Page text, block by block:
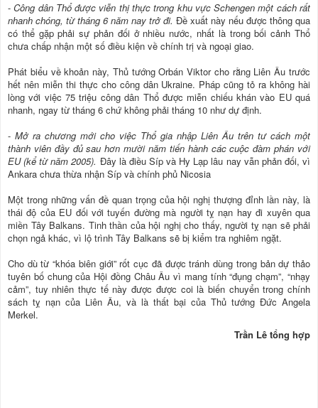
-Công dân Thổ được viễn thị thực trong khu vực Schengen một cách rất
nhanh chóng, từ tháng 6 năm nay trở đi. Đề xuất này nếu được thông qua
có thể gặp phải sự phản đối ở nhiều nước, nhất là trong bối cảnh Thổ
chưa chấp nhận một số điều kiện về chính trị và ngoại giao.
Phát biểu về khoản này, Thủ tướng Orbán Viktor cho rằng Liên Âu trước
hết nên miễn thi thực cho công dân Ukraine. Pháp cũng tỏ ra không hài
lòng với việc 75 triệu công dân Thổ được miễn chiếu khán vào EU quá
nhanh, ngay từ tháng 6 chứ không phải tháng 10 như dự định.
- Mở ra chương mới cho việc Thổ gia nhập Liên Âu trên tư cách một
thành viên đầy đủ sau hơn mười năm tiến hành các cuộc đàm phán với
EU (kể từ năm 2005). Đây là điều Síp và Hy Lạp lâu nay vẫn phản đối, vì
Ankara chưa thừa nhận Síp và chính phủ Nicosia
Một trong những vấn đề quan trọng của hội nghị thượng đỉnh lần này, là
thái độ của EU đối với tuyến đường mà người tỵ nạn hay đi xuyên qua
miền Tây Balkans. Tinh thần của hội nghị cho thấy, người tỵ nạn sẽ phải
chọn ngả khác, vì lộ trình Tây Balkans sẽ bị kiểm tra nghiêm ngặt.
Cho dù từ “khóa biên giới” rốt cục đã được tránh dùng trong bản dự thảo
tuyên bố chung của Hội đồng Châu Âu vì mang tính “đụng chạm”, “nhạy
cảm”, tuy nhiên thực tế này được được coi là biến chuyển trong chính
sách tỵ nạn của Liên Âu, và là thất bại của Thủ tướng Đức Angela
Merkel.
Trần Lê tổng hợp